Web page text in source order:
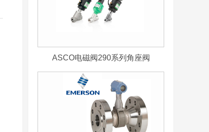
ASCO电磁阀290系列角座阀